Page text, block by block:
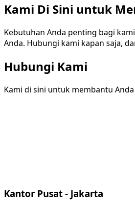
Kami Di Sini untuk
Kebutuhan Anda penting bagi
Anda. Hubungi kami kapan saja,
Hubungi Kami
Kami di sini untuk membantu
Kantor Pusat - Jakarta